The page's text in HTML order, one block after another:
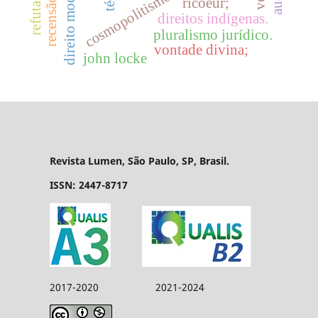
cosmopolitismodireitos indígenas.
pluralismo jurídico.
vontade divina;
john locke
Revista Lumen, São Paulo, SP, Brasil.
ISSN: 2447-8717
2017-2020 2021-2024